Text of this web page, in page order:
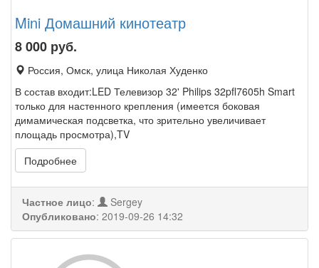
Mini Домашний кинотеатр
8 000 руб.
Россия, Омск, улица Николая Худенко
В состав входит:LED Телевизор 32' Philips 32pfl7605h Smart
только для настенного крепления (имеется боковая
димамическая подсветка, что зрительно увеличивает
площадь просмотра),TV
Подробнее
Частное лицо:
Sergey
Опубликовано: 2019-09-26 14:32